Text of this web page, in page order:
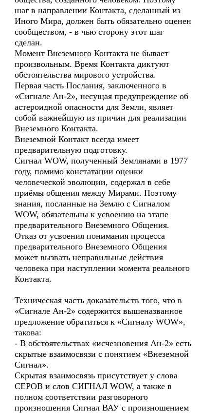
шаг в направлении Контакта, сделанный из
Иного Мира, должен быть обязательно оценен
сообществом, - в чью сторону этот шаг
сделан.
Момент Внеземного Контакта не бывает
произвольным. Время Контакта диктуют
обстоятельства мирового устройства.
Первая часть Послания, заключенного в
«Сигнале Ан-2», несущая предупреждение об
астероидной опасности для Земли, являет
собой важнейшую из причин для реализации
Внеземного Контакта.
Внеземной Контакт всегда имеет
предварительную подготовку.
Сигнал WOW, полученный Землянами в 1977
году, помимо констатации оценки
человеческой эволюции, содержал в себе
приёмы общения между Мирами. Поэтому
знания, посланные на Землю с Сигналом
WOW, обязательны к усвоению на этапе
предварительного Внеземного Общения.
Отказ от усвоения понимания процесса
предварительного Внеземного Общения
может вызвать неправильные действия
человека при наступлении момента реального
Контакта.
Техническая часть доказательств того, что в
«Сигнале Ан-2» содержится вышеназванное
предложение обратиться к «Сигналу WOW»,
такова:
- В обстоятельствах «исчезновения Ан-2» есть
скрытые взаимосвязи с понятием «Внеземной
Сигнал».
Скрытая взаимосвязь присутствует у слова
СЕРОВ и слов СИГНАЛ WOW, а также в
полном соответствии разговорного
произношения Сигнал ВАУ с произношением